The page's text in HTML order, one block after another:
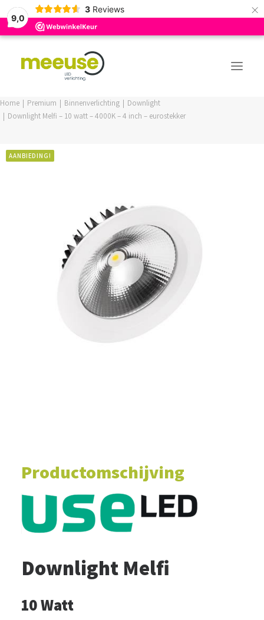
9,0
3 Reviews ×
BUDGET ASSORTIMENT
LOGIN / REGISTER
WINKELWAGEN
Home Premium Binnenverlichting
Downlight
Downlight Melfi – 10 watt – 4000K – 4 inch – eurostekker
AANBIEDING!
Productomschijving
Downlight Melfi
10 Watt